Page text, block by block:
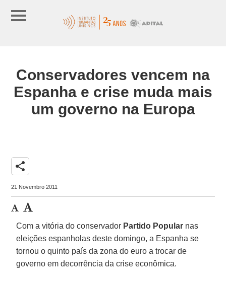
Conservadores vencem na
Espanha e crise muda mais
um governo na Europa
share
21 Novembro 2011
Com a vitória do conservador Partido Popular nas
eleições espanholas deste domingo, a Espanha se
tornou o quinto país da zona do euro a trocar de
governo em decorrência da crise econômica.